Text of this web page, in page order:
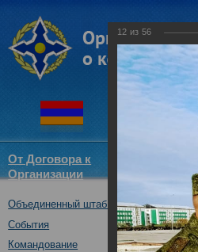
От Договора к
Организации
ОДКБ
Объединенный штаб ОДКБ
События
Командование
12 из 56